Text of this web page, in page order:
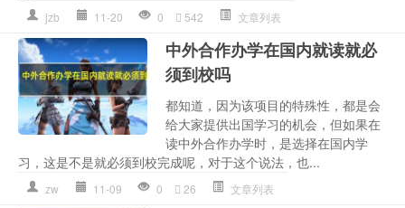
jzb 11-20 0 542 文章列表
中外合作办学在国内就读就必
须到校吗
都知道，因为该项目的特殊性，都是会
给大家提供出国学习的机会，但如果在
读中外合作办学时，是选择在国内学
习，这是不是就必须到校完成呢，对于这个说法，也...
zw 11-09 0 26 文章列表